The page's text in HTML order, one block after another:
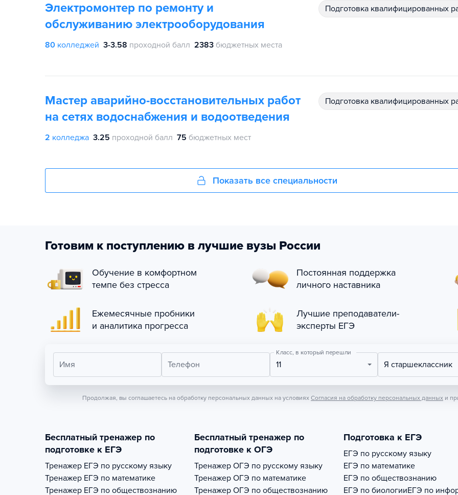
Электромонтер по ремонту и
обслуживанию электрооборудования
подготовка квалифицированных
80 колледжей 3-3.58 проходной балл 2383 бюджетных места
Мастер аварийно-восстановительных работ
на сетях водоснабжения и водоотведения
подготовка квалифицированных
2 колледжа 3.25 проходной балл 75 бюджетных мест
Показать все специальности
Готовим к поступлению в лучшие вузы России
Обучение в комфортном
темпе без стресса
Постоянная поддержка
личного наставника
Ежемесячные пробники
и аналитика прогресса
Лучшие преподаватели-
эксперты ЕГЭ
Имя Телефон
Класс, в который перешли
11 Я старшеклассник
Продолжая, вы соглашаетесь на обработку персональных данных на условиях Согласия на обработку персональных данных и
Бесплатный тренажер по
подготовке к ЕГЭ
Тренажер ЕГЭ по русскому языку
Тренажер ЕГЭ по математике
Тренажер ЕГЭ по обществознанию
Бесплатный тренажер по
подготовке к ОГЭ
Тренажер ОГЭ по русскому языку
Тренажер ОГЭ по математике
Тренажер ОГЭ по обществознанию
Подготовка к ЕГЭ
ЕГЭ по русскому языку
ЕГЭ по математике
ЕГЭ по обществознанию
ЕГЭ по биологииЕГЭ по